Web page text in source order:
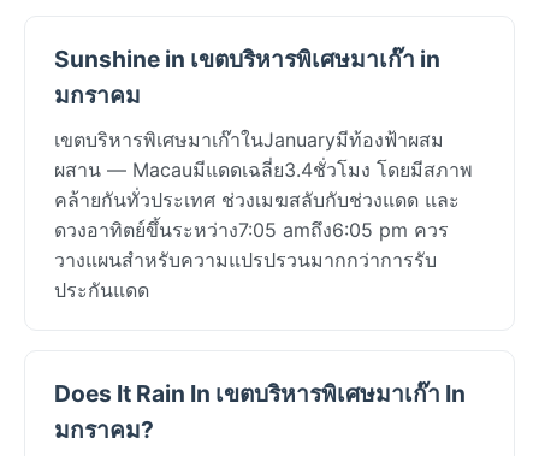
Sunshine in เขตบริหารพิเศษมาเก๊า in
มกราคม
เขตบริหารพิเศษมาเก๊าในJanuaryมีท้องฟ้าผสม
ผสาน — Macauมีแดดเฉลี่ย3.4ชั่วโมง โดยมีสภาพ
คล้ายกันทั่วประเทศ ช่วงเมฆสลับกับช่วงแดด และ
ดวงอาทิตย์ขึ้นระหว่าง7:05 amถึง6:05 pm ควร
วางแผนสำหรับความแปรปรวนมากกว่าการรับ
ประกันแดด
Does It Rain In เขตบริหารพิเศษมาเก๊า In
มกราคม?